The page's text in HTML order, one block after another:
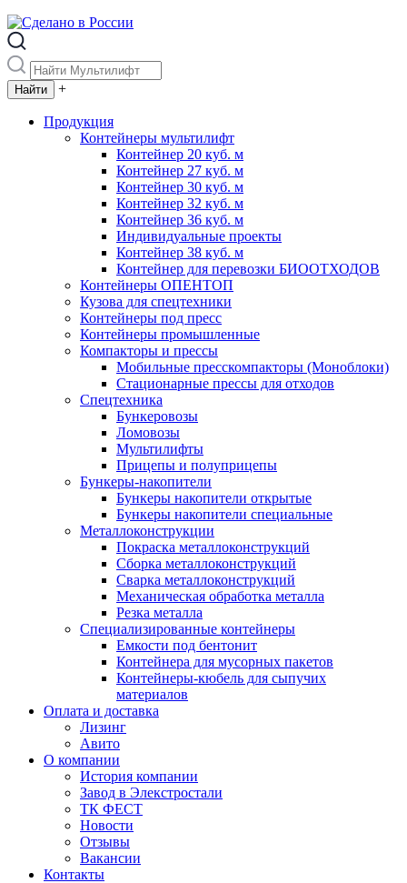
+
Продукция
Контейнеры мультилифт
Контейнер 20 куб. м
Контейнер 27 куб. м
Контейнер 30 куб. м
Контейнер 32 куб. м
Контейнер 36 куб. м
Индивидуальные проекты
Контейнер 38 куб. м
Контейнер для перевозки БИООТХОДОВ
Контейнеры ОПЕНТОП
Кузова для спецтехники
Контейнеры под пресс
Контейнеры промышленные
Компакторы и прессы
Мобильные пресскомпакторы (Моноблоки)
Стационарные прессы для отходов
Спецтехника
Бункеровозы
Ломовозы
Мультилифты
Прицепы и полуприцепы
Бункеры-накопители
Бункеры накопители открытые
Бункеры накопители специальные
Металлоконструкции
Покраска металлоконструкций
Сборка металлоконструкций
Сварка металлоконструкций
Механическая обработка металла
Резка металла
Специализированные контейнеры
Емкости под бентонит
Контейнера для мусорных пакетов
Контейнеры-кюбель для сыпучих
материалов
Оплата и доставка
Лизинг
Авито
О компании
История компании
Завод в Элекстростали
ТК ФЕСТ
Новости
Отзывы
Вакансии
Контакты